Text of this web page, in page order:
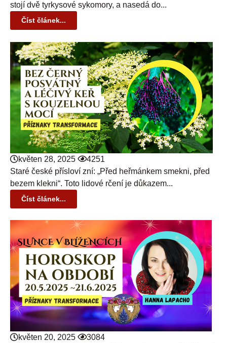
stojí dvě tyrkysové sykomory, a nasedá do...
Číst článek...
květen 28, 2025
4251
Staré české přísloví zní: „Před heřmánkem smekni, před
bezem klekni“. Toto lidové rčení je důkazem...
Číst článek...
květen 20, 2025
3084